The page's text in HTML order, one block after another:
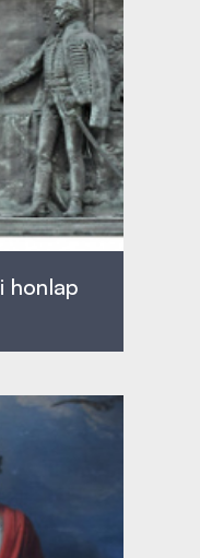
honlap